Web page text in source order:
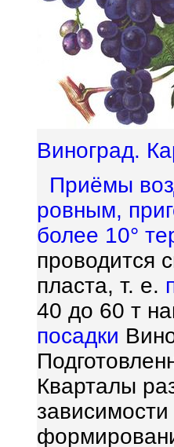
Виноград.
Приёмы
ровным,
более 10°
проводится
пласта, т. е.
40 до 60 т
посадки
Кварталы